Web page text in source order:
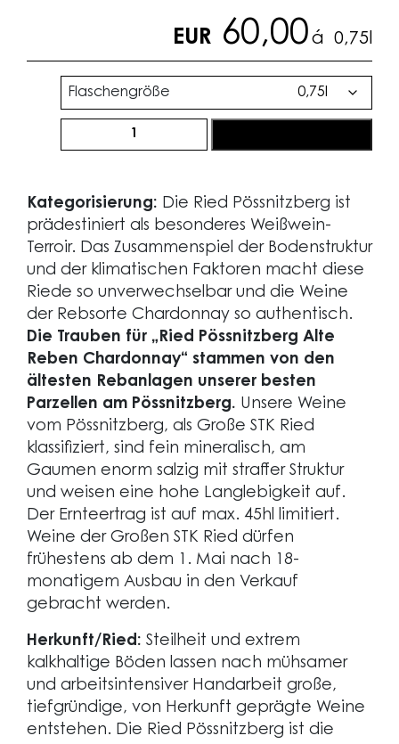
EUR 60,00 á 0,75l
Flaschengröße
Pössnitzberg
Reben
Chardonnay
2023
Menge
Kategorisierung: Die Ried Pössnitzberg ist
prädestiniert als besonderes Weißwein-
Terroir. Das Zusammenspiel der Bodenstruktur
und der klimatischen Faktoren macht diese
Riede so unverwechselbar und die Weine
der Rebsorte Chardonnay so authentisch.
Die Trauben für „Ried Pössnitzberg Alte
Reben Chardonnay“ stammen von den
ältesten Rebanlagen unserer besten
Parzellen am Pössnitzberg. Unsere Weine
vom Pössnitzberg, als Große STK Ried
klassifiziert, sind fein mineralisch, am
Gaumen enorm salzig mit straffer Struktur
und weisen eine hohe Langlebigkeit auf.
Der Ernteertrag ist auf max. 45hl limitiert.
Weine der Großen STK Ried dürfen
frühestens ab dem 1. Mai nach 18-
monatigem Ausbau in den Verkauf
gebracht werden.
Herkunft/Ried: Steilheit und extrem
kalkhaltige Böden lassen nach mühsamer
und arbeitsintensiver Handarbeit große,
tiefgründige, von Herkunft geprägte Weine
entstehen. Die Ried Pössnitzberg ist die